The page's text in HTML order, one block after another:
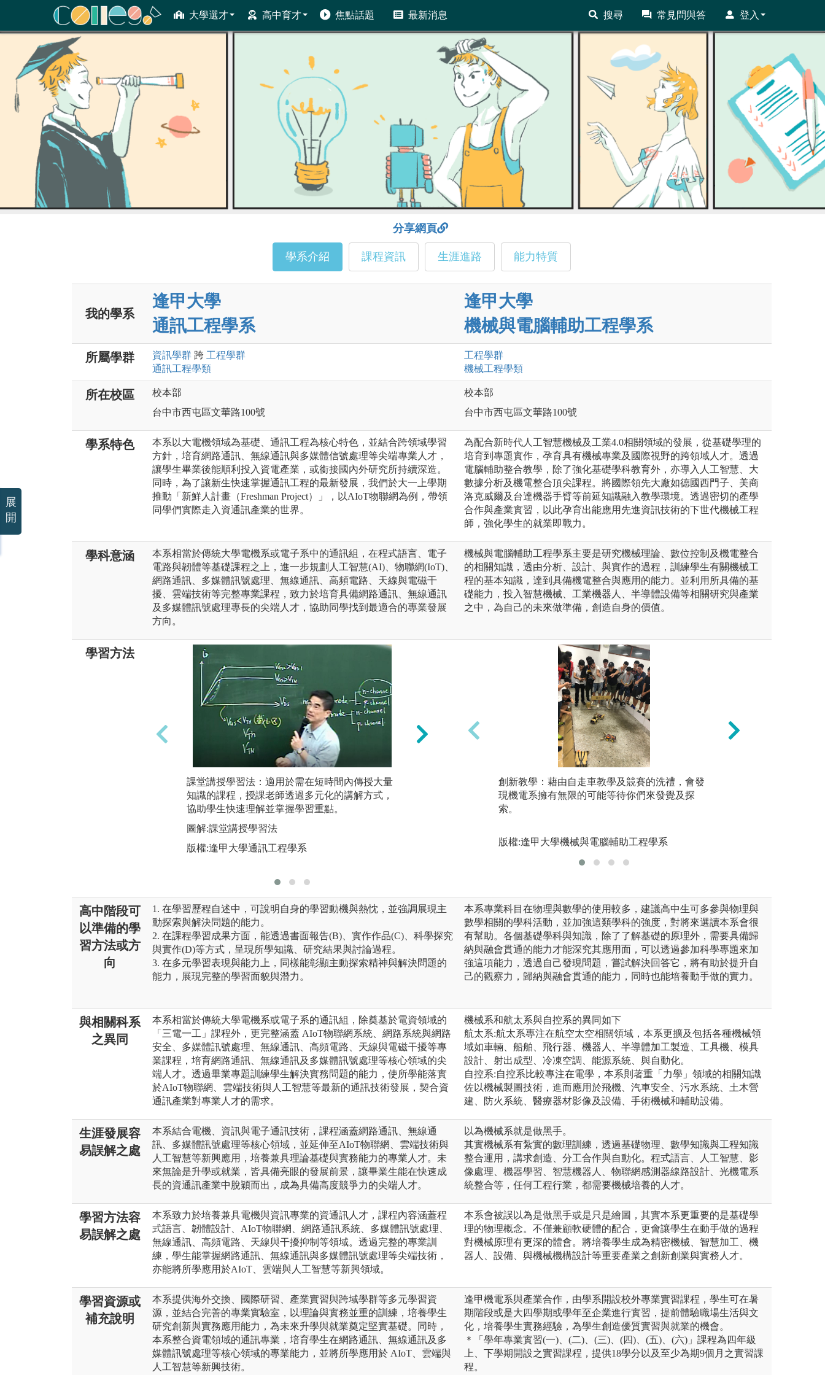
大學選才 高中育才 焦點話題 最新消息 搜尋 常見問與答 登入
ColleGo! 大學選才與高中育才輔助系統
分享網頁
學系介紹 課程資訊 生涯進路 能力特質
我的學系
逢甲大學
通訊工程學系
逢甲大學
機械與電腦輔助工程學系
所屬學群 資訊學群 跨 工程學群
通訊工程學類
工程學群
機械工程學類
所在校區
校本部
台中市西屯區文華路100號
校本部
台中市西屯區文華路100號
學系特色
本系以大電機領域為基礎、通訊工程為核心特色，並結合跨領域學習
方針，培育網路通訊、無線通訊與多媒體信號處理等尖端專業人才，
讓學生畢業後能順利投入資電產業，或銜接國內外研究所持續深造。
同時，為了讓新生快速掌握通訊工程的最新發展，我們於大一上學期
推動「新鮮人計畫（Freshman Project）」，以AIoT物聯網為例，帶領
同學們實際走入資通訊產業的世界。
為配合新時代人工智慧機械及工業4.0相關領域的發展，從基礎學理的
培育到專題實作，孕育具有機械專業及國際視野的跨領域人才。透過
電腦輔助整合教學，除了強化基礎學科教育外，亦導入人工智慧、大
數據分析及機電整合頂尖課程。將國際領先大廠如德國西門子、美商
洛克威爾及台達機器手臂等前延知識融入教學環境。透過密切的產學
合作與產業實習，以此孕育出能應用先進資訊技術的下世代機械工程
師，強化學生的就業即戰力。
學科意涵
本系相當於傳統大學電機系或電子系中的通訊組，在程式語言、電子
電路與韌體等基礎課程之上，進一步規劃人工智慧(AI)、物聯網(IoT)、
網路通訊、多媒體訊號處理、無線通訊、高頻電路、天線與電磁干
擾、雲端技術等完整專業課程，致力於培育具備網路通訊、無線通訊
及多媒體訊號處理專長的尖端人才，協助同學找到最適合的專業發展
方向。
機械與電腦輔助工程學系主要是研究機械理論、數位控制及機電整合
的相關知識，透由分析、設計、與實作的過程，訓練學生有關機械工
程的基本知識，達到具備機電整合與應用的能力。並利用所具備的基
礎能力，投入智慧機械、工業機器人、半導體設備等相關研究與產業
之中，為自己的未來做準備，創造自身的價值。
學習方法
課堂講授學習法：適用於需在短時間內傳授大量
知識的課程，授課老師透過多元化的講解方式，
協助學生快速理解並掌握學習重點。
圖解:課堂講授學習法
版權:逢甲大學通訊工程學系
實驗實習學習法：透過實驗操作與小組討論，學
生不僅能理解實驗背後的基本理論，還能進一步
探索實驗現象的特性，並歸納其與相關變因之間
圖解:實驗實習學習法
版權:逢甲大學通訊工程學系
創新教學：藉由自走車教學及競賽的洗禮，會發
現機電系擁有無限的可能等待你們來發覺及探
索。
版權:逢甲大學機械與電腦輔助工程學系
高中階段可
以準備的學
習方法或方
向
1. 在學習歷程自述中，可說明自身的學習動機與熱忱，並強調展現主
動探索與解決問題的能力。
2. 在課程學習成果方面，能透過書面報告(B)、實作作品(C)、科學探究
與實作(D)等方式，呈現所學知識、研究結果與討論過程。
3. 在多元學習表現與能力上，同樣能彰顯主動探索精神與解決問題的
能力，展現完整的學習面貌與潛力。
本系專業科目在物理與數學的使用較多，建議高中生可多參與物理與
數學相關的學科活動，並加強這類學科的強度，對將來選讀本系會很
有幫助。各個基礎學科與知識，除了了解基礎的原理外，需要具備歸
納與融會貫通的能力才能深究其應用面，可以透過參加科學專題來加
強這項能力，透過自己發現問題，嘗試解決回答它，將有助於提升自
己的觀察力，歸納與融會貫通的能力，同時也能培養動手做的實力。
與相關科系
之異同
本系相當於傳統大學電機系或電子系的通訊組，除奠基於電資領域的
「三電一工」課程外，更完整涵蓋 AIoT物聯網系統、網路系統與網路
安全、多媒體訊號處理、無線通訊、高頻電路、天線與電磁干擾等專
業課程，培育網路通訊、無線通訊及多媒體訊號處理等核心領域的尖
端人才。透過畢業專題訓練學生解決實務問題的能力，使所學能落實
於AIoT物聯網、雲端技術與人工智慧等最新的通訊技術發展，契合資
通訊產業對專業人才的需求。
機械系和航太系與自控系的異同如下
航太系:航太系專注在航空太空相關領域，本系更擴及包括各種機械領
域如車輛、船舶、飛行器、機器人、半導體加工製造、工具機、模具
設計、射出成型、冷凍空調、能源系統、與自動化。
自控系:自控系比較專注在電學，本系則著重「力學」領域的相關知識
佐以機械製圖技術，進而應用於飛機、汽車安全、污水系統、土木營
建、防火系統、醫療器材影像及設備、手術機械和輔助設備。
生涯發展容
易誤解之處
本系結合電機、資訊與電子通訊技術，課程涵蓋網路通訊、無線通
訊、多媒體訊號處理等核心領域，並延伸至AIoT物聯網、雲端技術與
人工智慧等新興應用，培養兼具理論基礎與實務能力的專業人才。未
來無論是升學或就業，皆具備亮眼的發展前景，讓畢業生能在快速成
長的資通訊產業中脫穎而出，成為具備高度競爭力的尖端人才。
以為機械系就是做黑手。
其實機械系有紮實的數理訓練，透過基礎物理、數學知識與工程知識
整合運用，講求創造、分工合作與自動化。程式語言、人工智慧、影
像處理、機器學習、智慧機器人、物聯網感測器線路設計、光機電系
統整合等，任何工程行業，都需要機械培養的人才。
學習方法容
易誤解之處
本系致力於培養兼具電機與資訊專業的資通訊人才，課程內容涵蓋程
式語言、韌體設計、AIoT物聯網、網路通訊系統、多媒體訊號處理、
無線通訊、高頻電路、天線與干擾抑制等領域。透過完整的專業訓
練，學生能掌握網路通訊、無線通訊與多媒體訊號處理等尖端技術，
亦能將所學應用於AIoT、雲端與人工智慧等新興領域。
本系會被誤以為是做黑手或是只是繪圖，其實本系更重要的是基礎學
理的物理概念。不僅兼顧軟硬體的配合，更會讓學生在動手做的過程
對機械原理有更深的體會。將培養學生成為精密機械、智慧加工、機
器人、設備、與機械機構設計等重要產業之創新創業與實務人才。
學習資源或
補充說明
本系提供海外交換、國際研習、產業實習與跨域學群等多元學習資
源，並結合完善的專業實驗室，以理論與實務並重的訓練，培養學生
研究創新與實務應用能力，為未來升學與就業奠定堅實基礎。同時，
本系整合資電領域的通訊專業，培育學生在網路通訊、無線通訊及多
媒體訊號處理等核心領域的專業能力，並將所學應用於 AIoT、雲端與
人工智慧等新興技術。
逢甲機電系與產業合作，由學系開設校外專業實習課程，學生可在暑
期階段或是大四學期或學年至企業進行實習，提前體驗職場生活與文
化，培養學生實務經驗，為學生創造優質實習與就業的機會。
＊「學年專業實習(一)、(二)、(三)、(四)、(五)、(六)」課程為四年級
上、下學期開設之實習課程，提供18學分以及至少為期9個月之實習課
程。
展
開